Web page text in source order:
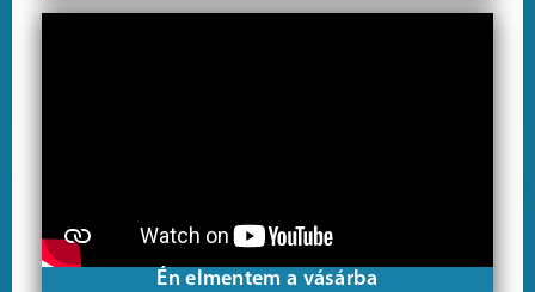
Én elmentem a vásárba